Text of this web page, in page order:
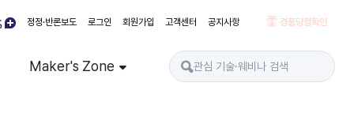
정정·반론보도 로그인 회원가입 고객센터 공지사항 경품당첨확인
Maker's Zone